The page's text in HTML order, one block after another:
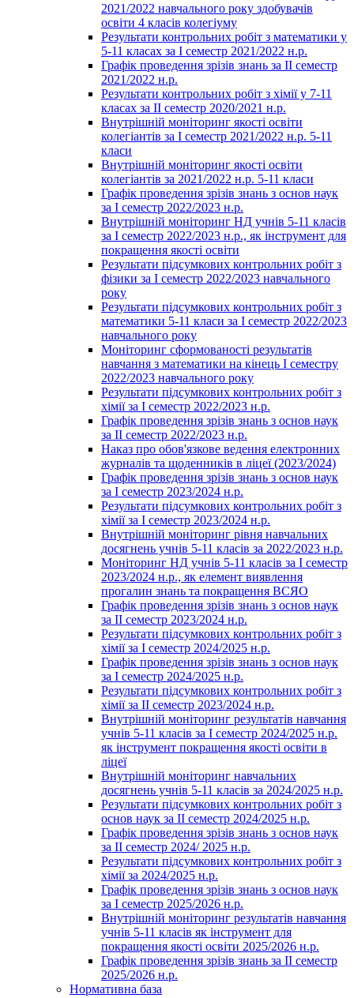
2021/2022 навчального року здобувачів
освіти 4 класів колегіуму
Результати контрольних робіт з математики у
5-11 класах за І семестр 2021/2022 н.р.
Графік проведення зрізів знань за ІІ семестр
2021/2022 н.р.
Результати контрольних робіт з хімії у 7-11
класах за ІІ семестр 2020/2021 н.р.
Внутрішній моніторинг якості освіти
колегіантів за І семестр 2021/2022 н.р. 5-11
класи
Внутрішній моніторинг якості освіти
колегіантів за 2021/2022 н.р. 5-11 класи
Графік проведення зрізів знань з основ наук
за І семестр 2022/2023 н.р.
Внутрішній моніторинг НД учнів 5-11 класів
за І семестр 2022/2023 н.р., як інструмент для
покращення якості освіти
Результати підсумкових контрольних робіт з
фізики за І семестр 2022/2023 навчального
року
Результати підсумкових контрольних робіт з
математики 5-11 класи за І семестр 2022/2023
навчального року
Моніторинг сформованості результатів
навчання з математики на кінець І семестру
2022/2023 навчального року
Результати підсумкових контрольних робіт з
хімії за І семестр 2022/2023 н.р.
Графік проведення зрізів знань з основ наук
за ІІ семестр 2022/2023 н.р.
Наказ про обов'язкове ведення електронних
журналів та щоденників в ліцеї (2023/2024)
Графік проведення зрізів знань з основ наук
за І семестр 2023/2024 н.р.
Результати підсумкових контрольних робіт з
хімії за І семестр 2023/2024 н.р.
Внутрішній моніторинг рівня навчальних
досягнень учнів 5-11 класів за 2022/2023 н.р.
Моніторинг НД учнів 5-11 класів за І семестр
2023/2024 н.р., як елемент виявлення
прогалин знань та покращення ВСЯО
Графік проведення зрізів знань з основ наук
за ІІ семестр 2023/2024 н.р.
Результати підсумкових контрольних робіт з
хімії за І семестр 2024/2025 н.р.
Графік проведення зрізів знань з основ наук
за І семестр 2024/2025 н.р.
Результати підсумкових контрольних робіт з
хімії за ІІ семестр 2023/2024 н.р.
Внутрішній моніторинг результатів навчання
учнів 5-11 класів за І семестр 2024/2025 н.р.
як інструмент покращення якості освіти в
ліцеї
Внутрішній моніторинг навчальних
досягнень учнів 5-11 класів за 2024/2025 н.р.
Результати підсумкових контрольних робіт з
основ наук за ІІ семестр 2024/2025 н.р.
Графік проведення зрізів знань з основ наук
за ІІ семестр 2024/ 2025 н.р.
Результати підсумкових контрольних робіт з
хімії за 2024/2025 н.р.
Графік проведення зрізів знань з основ наук
за І семестр 2025/2026 н.р.
Внутрішній моніторинг результатів навчання
учнів 5-11 класів як інструмент для
покращення якості освіти 2025/2026 н.р.
Графік проведення зрізів знань за ІІ семестр
2025/2026 н.р.
Нормативна база